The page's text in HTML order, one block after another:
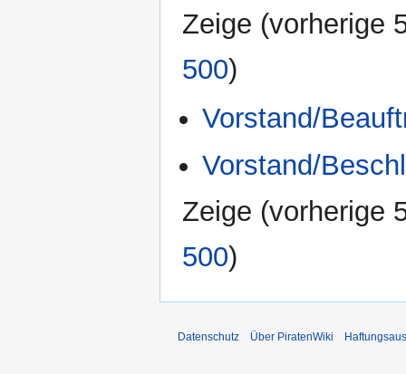
Zeige (vorherige
500)
Vorstand/
Vorstand/
Zeige (vorherige
500)
Datenschutz Über PiratenWiki